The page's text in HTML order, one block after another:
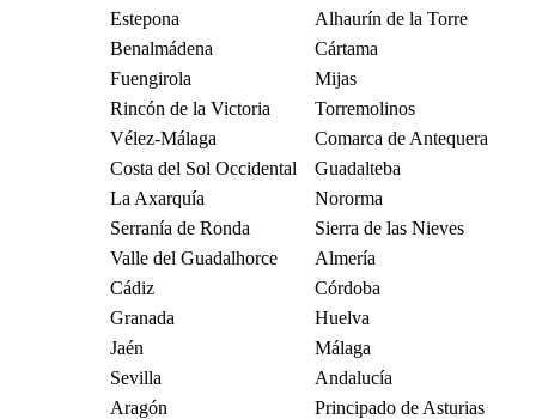
Estepona
Alhaurín de la Torre
Benalmádena
Cártama
Fuengirola
Mijas
Rincón de la Victoria
Torremolinos
Vélez-Málaga
Comarca de Antequera
Costa del Sol Occidental
Guadalteba
La Axarquía
Nororma
Serranía de Ronda
Sierra de las Nieves
Valle del Guadalhorce
Almería
Cádiz
Córdoba
Granada
Huelva
Jaén
Málaga
Sevilla
Andalucía
Aragón
Principado de Asturias